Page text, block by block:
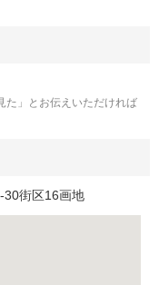
た」とお伝えいただければ
街区16画地